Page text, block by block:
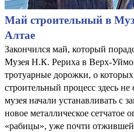
Май строительный в
Алтае
Закончился май, который
Музея Н.К. Рериха в Верх-
тротуарные дорожки, о
строительный процесс здесь не
музея начали устанавливать с
новое металлическое сетчатое
«рабицы», уже почти